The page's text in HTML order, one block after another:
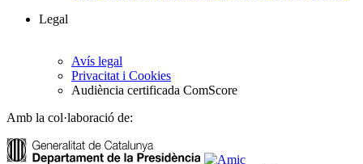
Legal
Avís legal
Privacitat i Cookies
Audiència certificada ComScore
Amb la col·laboració de: